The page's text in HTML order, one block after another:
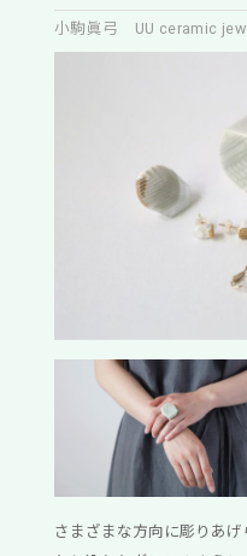
小駒眞弓 UU ceramic
さまざまな方向に彫りあ